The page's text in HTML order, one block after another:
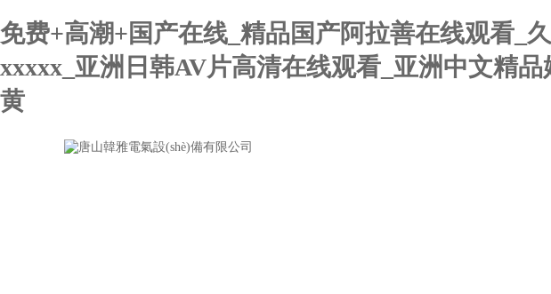
免费+高潮+国产在线_精品国产阿拉善在线观看_
xxxxx_亚洲日韩AV片高清在线观看_亚洲中文精
黄